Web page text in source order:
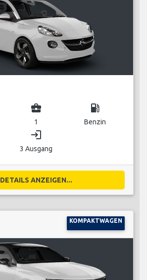
business_center
1
local_gas_station
Benzin
login
3 Ausgang
DETAILS ANZEIGEN...
KOMPAKTWAGEN